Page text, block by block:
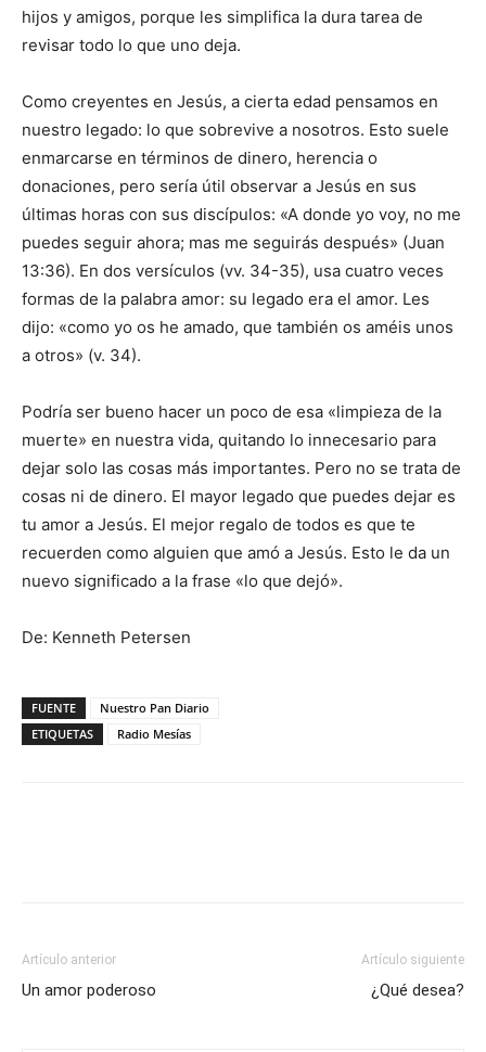
hijos y amigos, porque les simplifica la dura tarea de
revisar todo lo que uno deja.
Como creyentes en Jesús, a cierta edad pensamos en
nuestro legado: lo que sobrevive a nosotros. Esto suele
enmarcarse en términos de dinero, herencia o
donaciones, pero sería útil observar a Jesús en sus
últimas horas con sus discípulos: «A donde yo voy, no me
puedes seguir ahora; mas me seguirás después» (Juan
13:36). En dos versículos (vv. 34-35), usa cuatro veces
formas de la palabra amor: su legado era el amor. Les
dijo: «como yo os he amado, que también os améis unos
a otros» (v. 34).
Podría ser bueno hacer un poco de esa «limpieza de la
muerte» en nuestra vida, quitando lo innecesario para
dejar solo las cosas más importantes. Pero no se trata de
cosas ni de dinero. El mayor legado que puedes dejar es
tu amor a Jesús. El mejor regalo de todos es que te
recuerden como alguien que amó a Jesús. Esto le da un
nuevo significado a la frase «lo que dejó».
De: Kenneth Petersen
FUENTE
Nuestro Pan Diario
ETIQUETAS
Radio Mesías
Artículo anterior
Un amor poderoso
Artículo siguiente
¿Qué desea?